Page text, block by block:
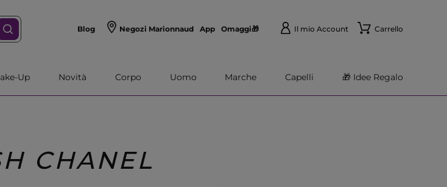
Blog Negozi Marionnaud App Omaggi🎁 Il mio Account Carrello
Up Novità Corpo Uomo Marche Capelli 🎁 Idee Regalo
CHANEL